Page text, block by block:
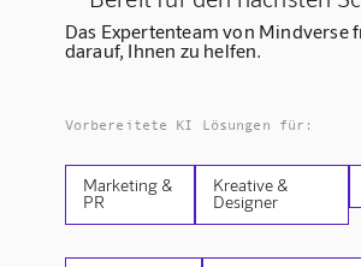
Das Expertenteam von Mindverse
darauf, Ihnen zu helfen.
Vorbereitete KI Lösungen für:
Marketing &
PR
Kreative &
Designer